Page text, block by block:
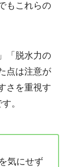
もこれらの
「脱水力の
点は注意が
さを重視す
。
気にせず